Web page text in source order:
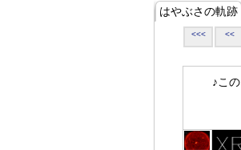
はやぶさの軌跡
<<< <<
♪この